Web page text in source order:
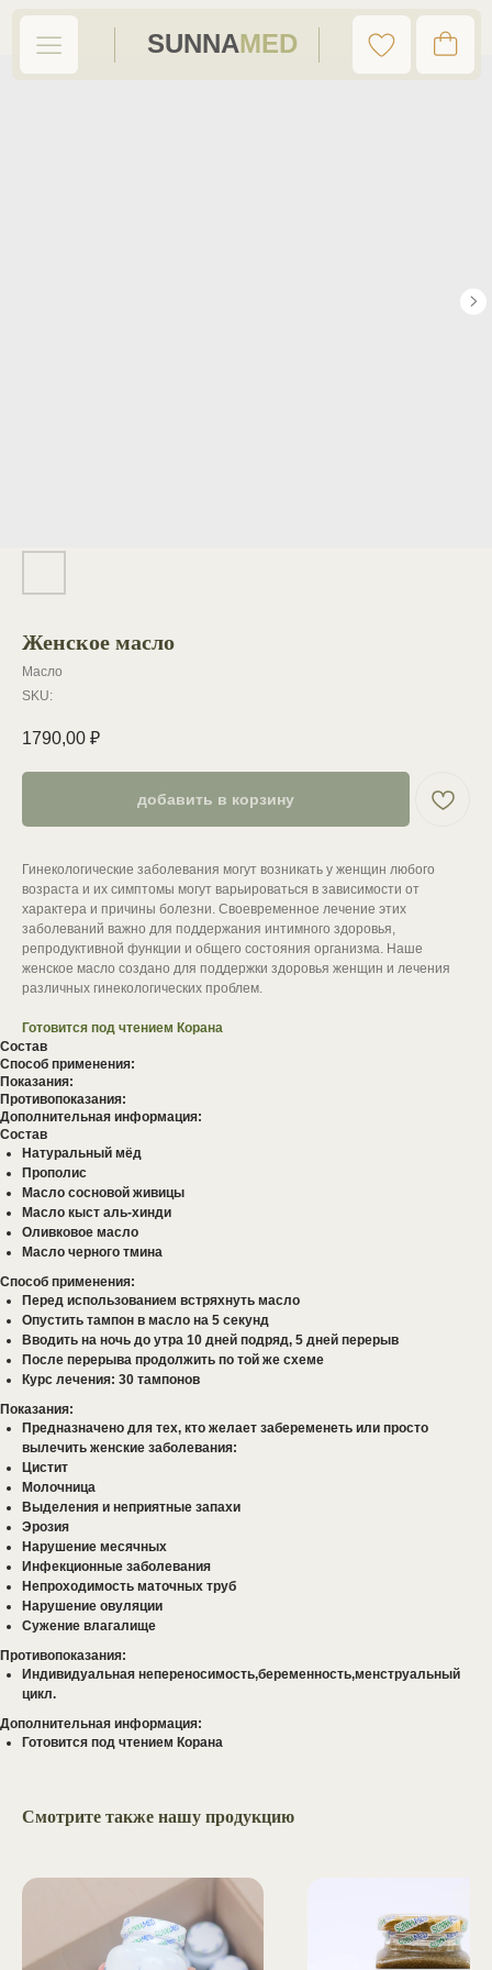
SUNNA MED
Женское масло
Масло
SKU:
1790,00 ₽
добавить в корзину
Гинекологические заболевания могут возникать у женщин любого
возраста и их симптомы могут варьироваться в зависимости от
характера и причины болезни. Своевременное лечение этих
заболеваний важно для поддержания интимного здоровья,
репродуктивной функции и общего состояния организма. Наше
женское масло создано для поддержки здоровья женщин и лечения
различных гинекологических проблем.
Готовится под чтением Корана
Состав
Способ применения:
Показания:
Противопоказания:
Дополнительная информация:
Состав
Натуральный мёд
Прополис
Масло сосновой живицы
Масло кыст аль-хинди
Оливковое масло
Масло черного тмина
Способ применения:
Перед использованием встряхнуть масло
Опустить тампон в масло на 5 секунд
Вводить на ночь до утра 10 дней подряд, 5 дней перерыв
После перерыва продолжить по той же схеме
Курс лечения: 30 тампонов
Показания:
Предназначено для тех, кто желает забеременеть или просто
вылечить женские заболевания:
Цистит
Молочница
Выделения и неприятные запахи
Эрозия
Нарушение месячных
Инфекционные заболевания
Непроходимость маточных труб
Нарушение овуляции
Сужение влагалище
Противопоказания:
Индивидуальная непереносимость,беременность,менструальный
цикл.
Дополнительная информация:
Готовится под чтением Корана
Смотрите также нашу продукцию
Оставьте свои данные, и наш
менеджер свяжется с вами в
ближайшее время.
Хотите сделать
по приему добавок,или